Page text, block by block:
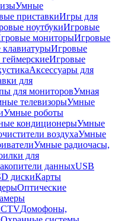
Умные
приставкиИгры для
ноутбукиИгровые
мониторыИгровые
Игровые
Игровые
Аксессуары для
для
для мониторовУмная
телевизорыУмные
Умные роботы
кондиционерыУмные
воздухаУмные
Умные радиочасы,
для
данныхUSB
дискиКарты
Оптические
Домофоны,